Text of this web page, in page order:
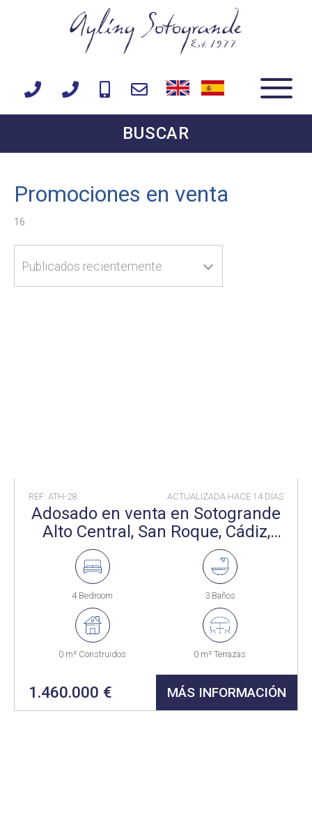
BUSCAR
Promociones en venta
16
Publicados recientemente
REF: ATH-28 ACTUALIZADA HACE 14 DÍAS
Adosado en venta en Sotogrande
Alto Central, San Roque, Cádiz,
4 Bedroom 3 Baños
0 m² Construidos 0 m² Terrazas
1.460.000 € MÁS INFORMACIÓN